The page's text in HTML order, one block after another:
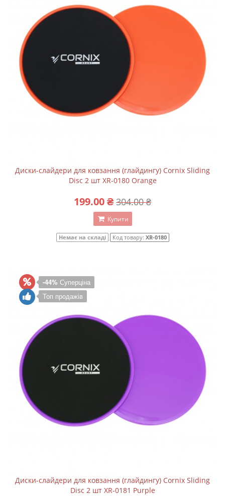
Диски-слайдери для ковзання (глайдингу) Cornix Sliding
Disc 2 шт XR-0180 Orange
199.00 ₴ 304.00 ₴
Купити
Немає на складі Код товару: XR-0180
-44% Суперціна
Топ продажів
Диски-слайдери для ковзання (глайдингу) Cornix Sliding
Disc 2 шт XR-0181 Purple